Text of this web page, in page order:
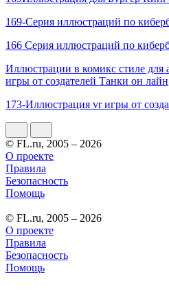
169-Серия иллюстраций по
166 Серия иллюстраций по
Иллюстрации в комикс стиле для
игры от создателей Танки он лайн
173-Иллюстрация vr игры от
© FL.ru, 2005 – 2026
О проекте
Правила
Безопасность
Помощь
© FL.ru, 2005 – 2026
О проекте
Правила
Безопасность
Помощь